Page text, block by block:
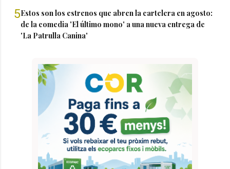
5Estos son los estrenos que abren la cartelera en agosto:
de la comedia 'El último mono' a una nueva entrega de
'La Patrulla Canina'